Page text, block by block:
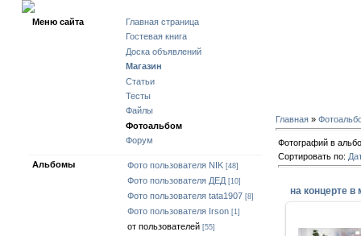
Меню сайта
Главная страница
Гостевая книга
Доска объявлений
Магазин
Статьи
Тесты
Файлы
Фотоальбом
Форум
Альбомы Фото пользователя NIK [48]
Фото пользователя ДЕД [10]
Фото пользователя tata1907 [8]
Фото пользователя Irson [1]
от пользователей [55]
Главная »
Фотографий в
Сортировать по:
19-Мая-